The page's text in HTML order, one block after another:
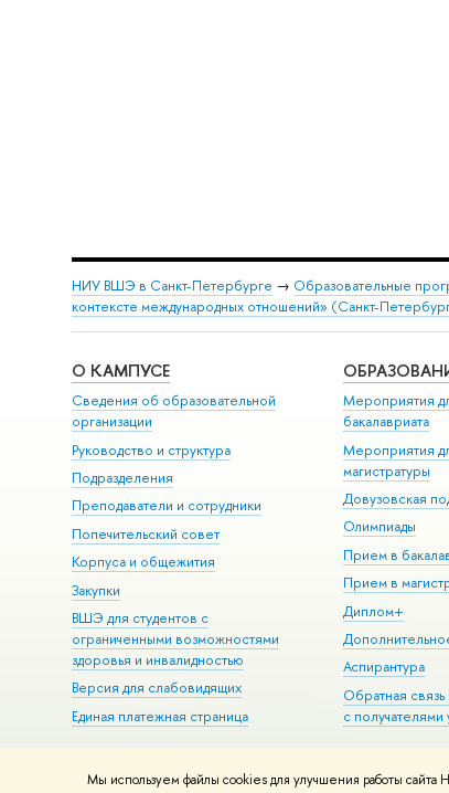
Мы используем файлы cookies для улучшения работы
НИУ ВШЭ в Санкт-Петербурге → Образовательные
контексте международных отношений» (Санкт-
О КАМПУСЕ
Сведения об образовательной
организации
Руководство и структура
Подразделения
Преподаватели и сотрудники
Попечительский совет
Корпуса и общежития
Закупки
ВШЭ для студентов с
ограниченными возможностями
здоровья и инвалидностью
Версия для слабовидящих
Единая платежная страница
Мероприятия
бакалавриата
Мероприятия
магистратуры
Довузовская
Олимпиады
Прием в
Прием в
Диплом+
Аспирантура
Обратная
с получателями
© НИУ ВШЭ 1993–2026 Адреса и контакты Условия